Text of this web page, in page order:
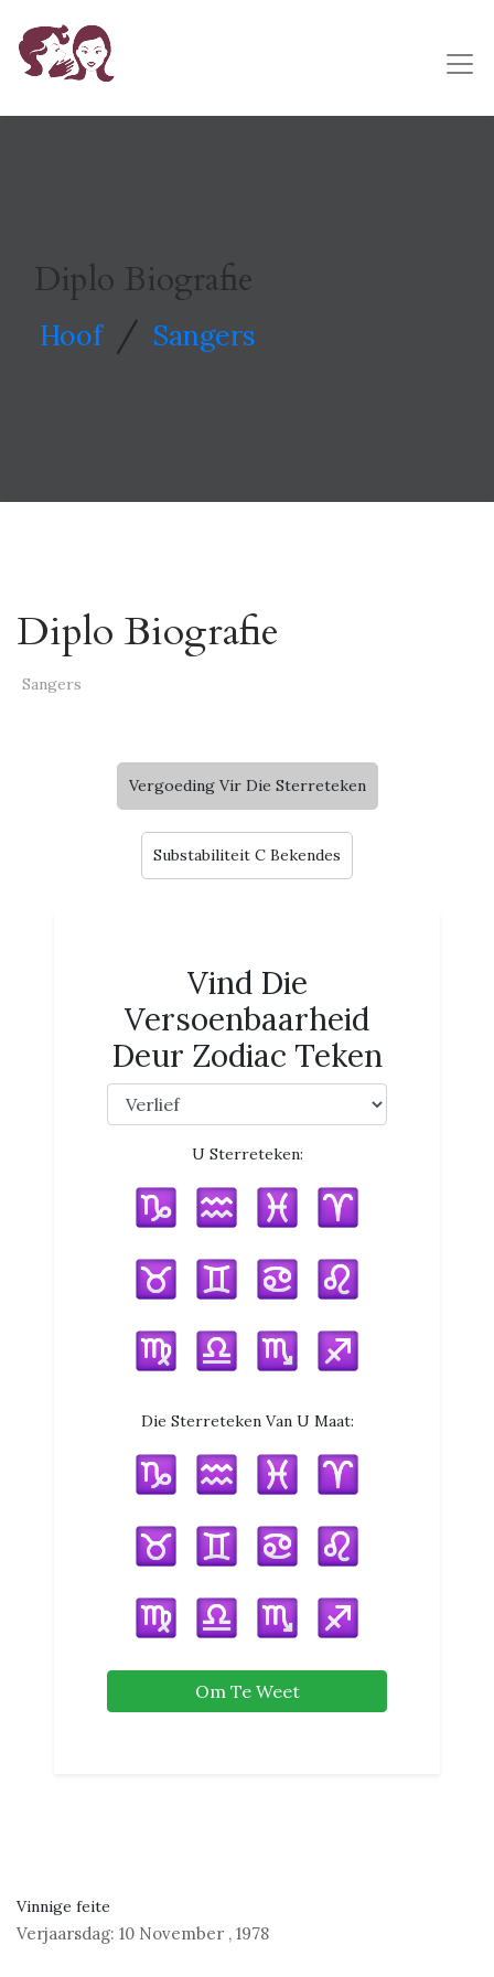
Diplo Biografie
Hoof / Sangers
Diplo Biografie
Sangers
Vergoeding Vir Die Sterreteken
Substabiliteit C Bekendes
Vind Die
Versoenbaarheid
Deur Zodiac Teken
U Sterreteken:
Die Sterreteken Van U Maat:
Om Te Weet
Vinnige feite
Verjaarsdag: 10 November , 1978